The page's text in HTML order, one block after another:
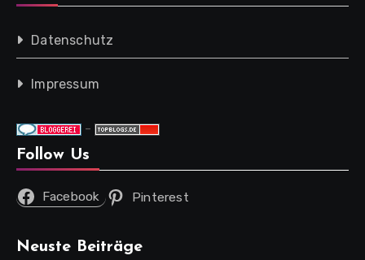
Datenschutz
Impressum
-
Follow Us
Facebook Pinterest
Neuste Beiträge